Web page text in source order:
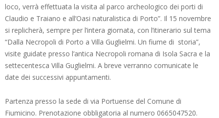
loco, verrà effettuata la visita al parco archeologico dei porti di
Claudio e Traiano e all’Oasi naturalistica di Porto”. Il 15 novembre
si replicherà, sempre per l’intera giornata, con l’itinerario sul tema
“Dalla Necropoli di Porto a Villa Guglielmi. Un fiume di storia”,
visite guidate presso l’antica Necropoli romana di Isola Sacra e la
settecentesca Villa Guglielmi. A breve verranno comunicate le
date dei successivi appuntamenti.
Partenza presso la sede di via Portuense del Comune di
Fiumicino. Prenotazione obbligatoria al numero 0665047520.